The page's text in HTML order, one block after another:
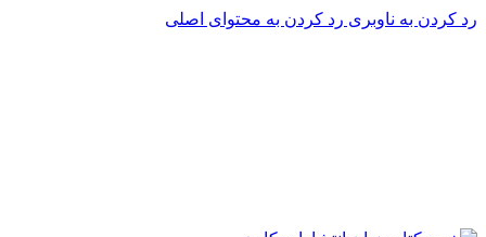
رد کردن به ناوبری رد کردن به محتوای اصلی